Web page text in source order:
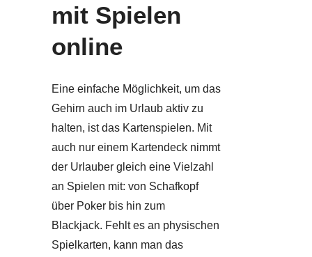
mit Spielen
online
Eine einfache Möglichkeit, um das
Gehirn auch im Urlaub aktiv zu
halten, ist das Kartenspielen. Mit
auch nur einem Kartendeck nimmt
der Urlauber gleich eine Vielzahl
an Spielen mit: von Schafkopf
über Poker bis hin zum
Blackjack. Fehlt es an physischen
Spielkarten, kann man das